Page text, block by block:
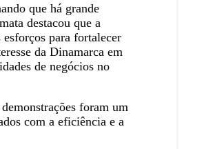
que há grande
destacou que a
para fortalecer
da Dinamarca em
de negócios no
foram um
com a eficiência e a